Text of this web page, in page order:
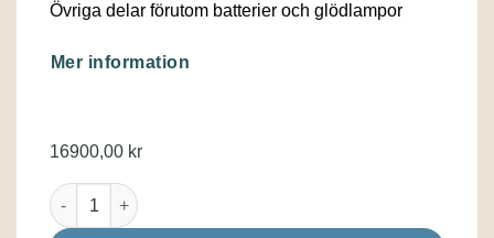
Övriga delar förutom batterier och glödlampor
Mer information
16900,00 kr
Rogue 525-1 XT mängd